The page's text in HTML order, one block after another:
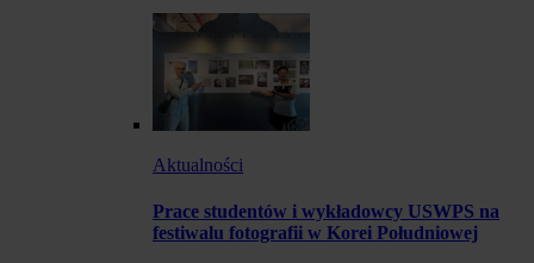
Aktualności
Prace studentów i wykładowcy USWPS na
festiwalu fotografii w Korei Południowej